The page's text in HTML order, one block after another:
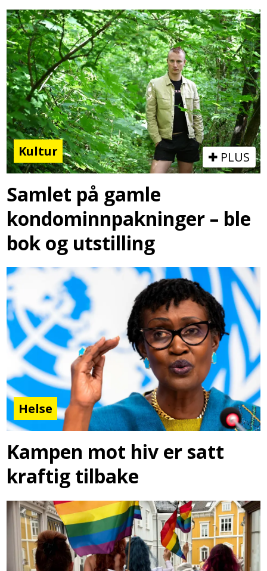
Kultur PLUS
Samlet på gamle
kondominnpakninger – ble
bok og utstilling
Helse
Kampen mot hiv er satt
kraftig tilbake